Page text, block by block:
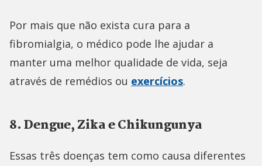
Por mais que não exista cura para a
fibromialgia, o médico pode lhe ajudar a
manter uma melhor qualidade de vida, seja
através de remédios ou exercícios.
8. Dengue, Zika e Chikungunya
Essas três doenças tem como causa diferentes